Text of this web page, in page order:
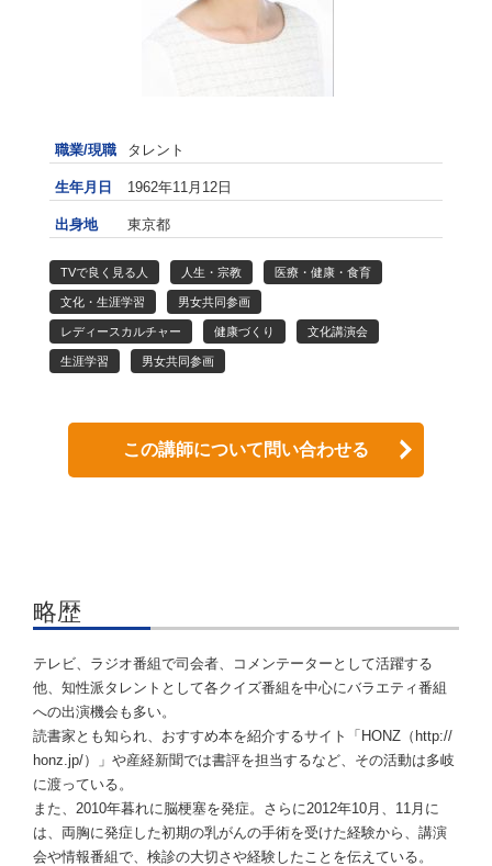
職業/現職 タレント
生年月日 1962年11月12日
出身地 東京都
TVで良く見る人 人生・宗教 医療・健康・食育
文化・生涯学習 男女共同参画
レディースカルチャー 健康づくり 文化講演会
生涯学習 男女共同参画
この講師について問い合わせる
略歴
テレビ、ラジオ番組で司会者、コメンテーターとして活躍する
他、知性派タレントとして各クイズ番組を中心にバラエティ番組
への出演機会も多い。
読書家とも知られ、おすすめ本を紹介するサイト「HONZ（http://
honz.jp/）」や産経新聞では書評を担当するなど、その活動は多岐
に渡っている。
また、2010年暮れに脳梗塞を発症。さらに2012年10月、11月に
は、両胸に発症した初期の乳がんの手術を受けた経験から、講演
会や情報番組で、検診の大切さや経験したことを伝えている。